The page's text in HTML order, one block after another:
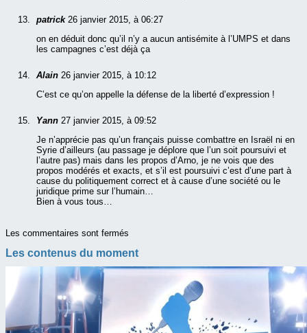
patrick 26 janvier 2015, à 06:27
on en déduit donc qu’il n’y a aucun antisémite à l’UMPS et dans
les campagnes c’est déjà ça
Alain 26 janvier 2015, à 10:12
C’est ce qu’on appelle la défense de la liberté d’expression !
Yann 27 janvier 2015, à 09:52
Je n’apprécie pas qu’un français puisse combattre en Israël ni en
Syrie d’ailleurs (au passage je déplore que l’un soit poursuivi et
l’autre pas) mais dans les propos d’Arno, je ne vois que des
propos modérés et exacts, et s’il est poursuivi c’est d’une part à
cause du politiquement correct et à cause d’une société ou le
juridique prime sur l’humain…
Bien à vous tous…
Les commentaires sont fermés
Les contenus du moment